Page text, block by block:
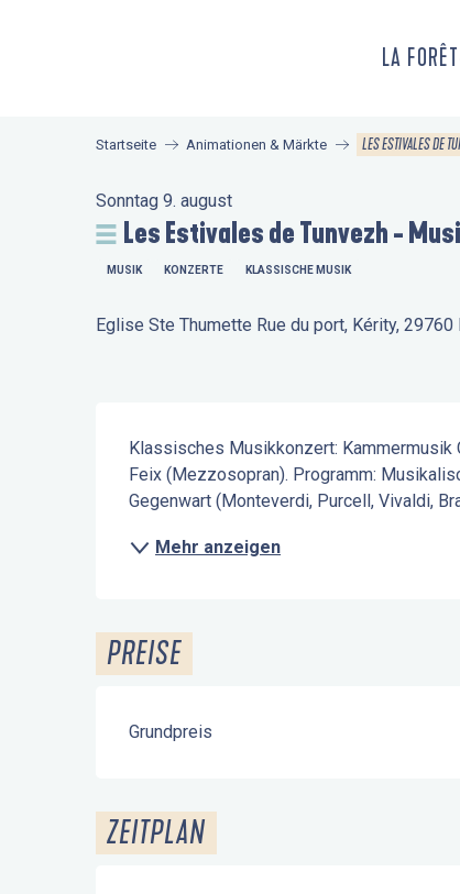
LA
Startseite Animationen & Märkte LES ESTIVALES DE
Sonntag 9. august
Les Estivales de Tunvezh -
MUSIK KONZERTE KLASSISCHE MUSIK
Eglise Ste Thumette Rue du port, Kérity, 29760
Beschreibung
Klassisches Musikkonzert:
Feix (Mezzosopran). Programm:
Gegenwart (Monteverdi, Purcell, Vivaldi,
Mehr anzeigen
PREISE
Grundpreis
ZEITPLAN